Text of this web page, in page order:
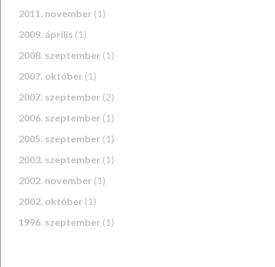
2011. november (1)
2009. április (1)
2008. szeptember (1)
2007. október (1)
2007. szeptember (2)
2006. szeptember (1)
2005. szeptember (1)
2003. szeptember (1)
2002. november (1)
2002. október (1)
1996. szeptember (1)